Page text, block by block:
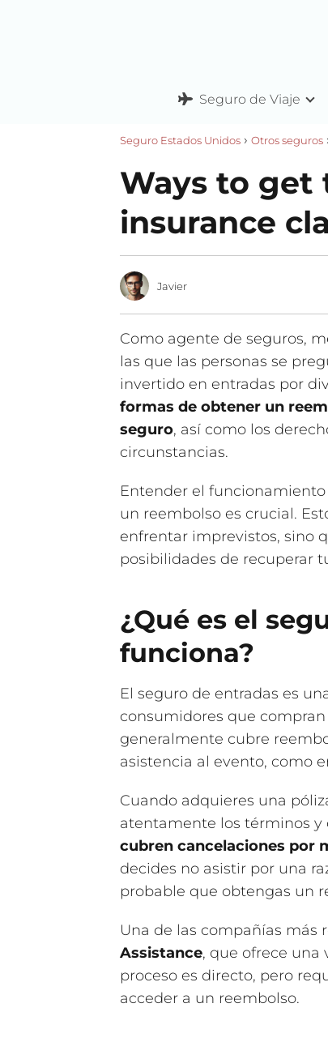
Seguro de Viaje
Seguro Estados Unidos Otros seguros
Ways to
insurance
Javier
Como agente de seguros,
las que las personas se
invertido en entradas por
formas de obtener un
seguro, así como los
circunstancias.
Entender el
un reembolso es crucial.
enfrentar imprevistos, sino
posibilidades de recuperar
¿Qué es el
funciona?
El seguro de entradas es
consumidores que
generalmente cubre
asistencia al evento, como
Cuando adquieres una
atentamente los términos y
cubren cancelaciones por
decides no asistir por una
probable que obtengas un
Una de las compañías más
Assistance, que ofrece una
proceso es directo, pero
acceder a un reembolso.